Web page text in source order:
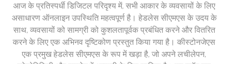
आज के प्रतिस्पर्धी डिजिटल परिदृश्य में, सभी आकार के व्यवसायों के लिए
असाधारण ऑनलाइन उपस्थिति महत्वपूर्ण है। हेडलेस सीएमएस के उदय के
साथ, व्यवसायों को सामग्री को कुशलतापूर्वक प्रबंधित करने और वितरित
करने के लिए एक अभिनव दृष्टिकोण प्रस्तुत किया गया है। कीस्टोनजेएस
एक प्रमुख हेडलेस सीएमएस के रूप में खड़ा है, जो अपने लचीलेपन,